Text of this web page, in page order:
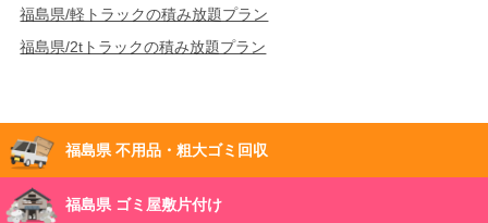
福島県/軽トラックの積み放題プラン
福島県/2tトラックの積み放題プラン
福島県 不用品・粗大ゴミ回収
福島県 ゴミ屋敷片付け